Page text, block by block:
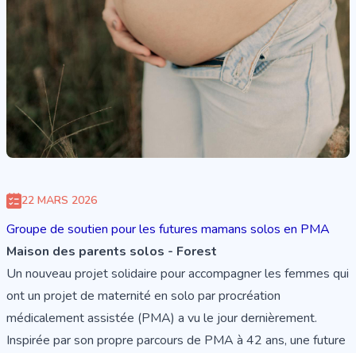
22 MARS 2026
Groupe de soutien pour les futures mamans solos en PMA
Maison des parents solos - Forest
Un nouveau projet solidaire pour accompagner les femmes qui
ont un projet de maternité en solo par procréation
médicalement assistée (PMA) a vu le jour dernièrement.
Inspirée par son propre parcours de PMA à 42 ans, une future